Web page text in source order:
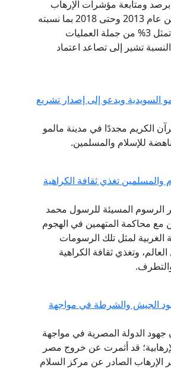
برصد ومتابعة مؤشرات الإرهاب
حول العالم، أوضح أن ظاهرة النساء الانتحاريات شهدت ارتفاعًا كبيرًا بداية من عام 2013 وحتى 2018 بما نسبته
30%، هذا على الرغم من أن نسبة العمليات الانتحارية التي قامت بها النساء تمثل 3% من جملة العمليات
شكلت 5% من عام 1985 إلى 2018، إلا أن هذه النسبة تشير إلى تصاعد اعتماد
السويدية ويدعو إلى إصدار تشريع
الكريم مجددًا في مدينة مالمو
للإسلام والمسلمين.
والمسلمين تغذي ثقافة الكراهية
الرسوم المسيئة للرسول محمد
مع محاكمة المتهمين في الهجوم
نشر الصحافة الغربية لمثل تلك الرسومات
وتغذي ثقافة الكراهية
الجيش والشرطة في مواجهة
جهود الدولة المصرية في مواجهة
قد أثمرت عن خروج مصر
في العام 2019م، وذلك وفق مؤشر الإرهاب الصادر عن مركز السلام